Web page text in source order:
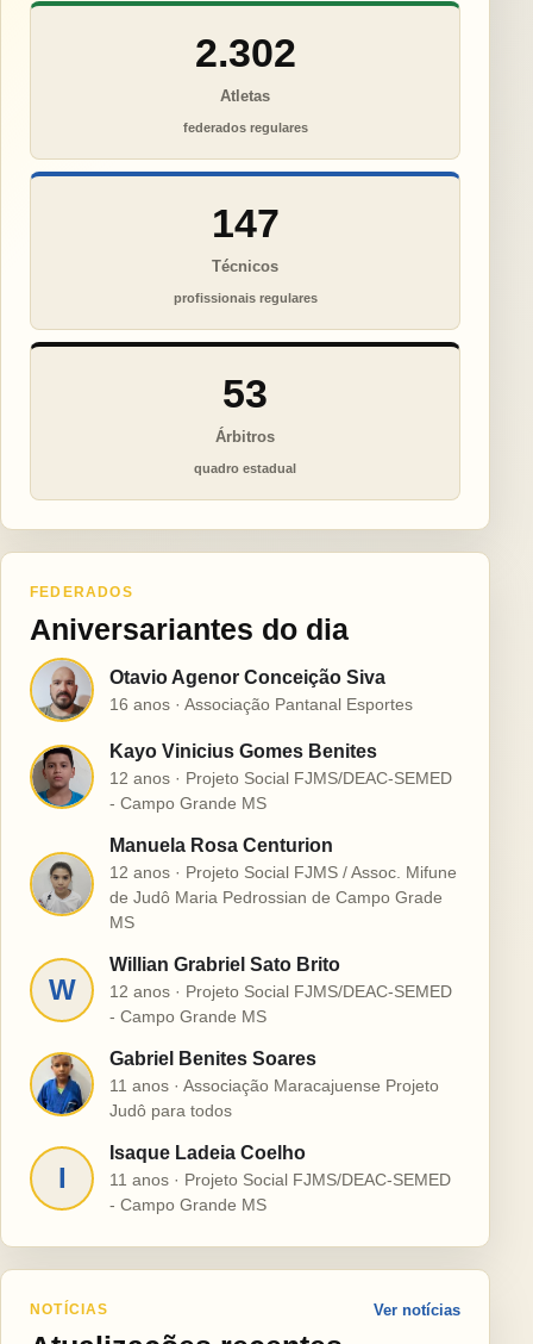
2.302
Atletas
federados regulares
147
Técnicos
profissionais regulares
53
Árbitros
quadro estadual
FEDERADOS
Aniversariantes do dia
O Otavio Agenor Conceição Siva
16 anos · Associação Pantanal Esportes
K
Kayo Vinicius Gomes Benites
12 anos · Projeto Social FJMS/DEAC-SEMED
- Campo Grande MS
M
Manuela Rosa Centurion
12 anos · Projeto Social FJMS / Assoc. Mifune
de Judô Maria Pedrossian de Campo Grade
MS
W
Willian Grabriel Sato Brito
12 anos · Projeto Social FJMS/DEAC-SEMED
- Campo Grande MS
G
Gabriel Benites Soares
11 anos · Associação Maracajuense Projeto
Judô para todos
I
Isaque Ladeia Coelho
11 anos · Projeto Social FJMS/DEAC-SEMED
- Campo Grande MS
NOTÍCIAS Ver notícias